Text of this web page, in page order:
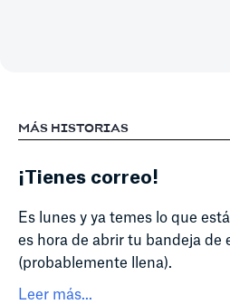
MÁS HISTORIAS
¡Tienes correo!
Es lunes y ya temes lo que
es hora de abrir tu bandeja de
(probablemente llena).
Leer más...